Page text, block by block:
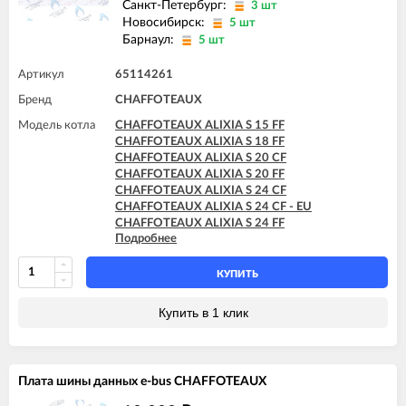
Санкт-Петербург: 3 шт
Новосибирск: 5 шт
Барнаул: 5 шт
Артикул 65114261
Бренд CHAFFOTEAUX
Модель котла
CHAFFOTEAUX ALIXIA S 15 FF
CHAFFOTEAUX ALIXIA S 18 FF
CHAFFOTEAUX ALIXIA S 20 CF
CHAFFOTEAUX ALIXIA S 20 FF
CHAFFOTEAUX ALIXIA S 24 CF
CHAFFOTEAUX ALIXIA S 24 CF - EU
CHAFFOTEAUX ALIXIA S 24 FF
CHAFFOTEAUX ALIXIA SIMPLE S 18 CF
CHAFFOTEAUX ALIXIA SIMPLE S 18 FF
CHAFFOTEAUX ALIXIA SIMPLE S 24 CF
CHAFFOTEAUX ALIXIA SIMPLE S 24 FF
CHAFFOTEAUX PIGMA 30 CF - EU
CHAFFOTEAUX PIGMA EVO 30 FF
CHAFFOTEAUX PIGMA EVO 35 FF
Подробнее
КУПИТЬ
Купить в 1 клик
Плата шины данных e-bus CHAFFOTEAUX